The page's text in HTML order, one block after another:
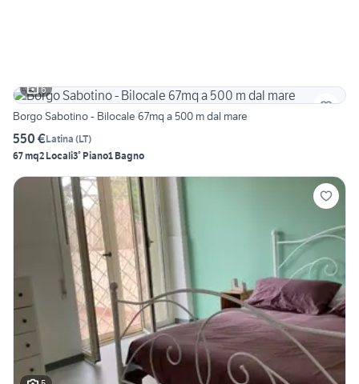
6
Borgo Sabotino - Bilocale 67mq a 500 m dal mare
550 €Latina (LT)
67 mq2 Locali3° Piano1 Bagno